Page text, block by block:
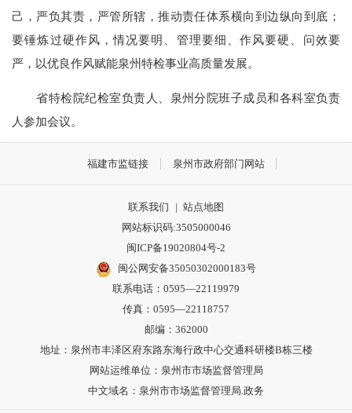
己，严负其责，严管所辖，推动责任体系横向到边纵向到底；
要锤炼过硬作风，情况要明、管理要细、作风要硬、问效要
严，以优良作风赋能泉州特检事业高质量发展。
省特检院纪检室负责人、泉州分院班子成员和各科室负责
人参加会议。
福建市监链接 泉州市政府部门网站
联系我们 | 站点地图
网站标识码:3505000046
闽ICP备19020804号-2
闽公网安备35050302000183号
联系电话：0595—22119979
传真：0595—22118757
邮编：362000
地址：泉州市丰泽区府东路东海行政中心交通科研楼B栋三楼
网站运维单位：泉州市市场监督管理局
中文域名：泉州市市场监督管理局.政务